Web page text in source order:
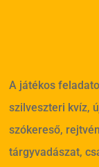
A játékos
szilveszteri kvíz,
szókereső,
tárgyvadászat,